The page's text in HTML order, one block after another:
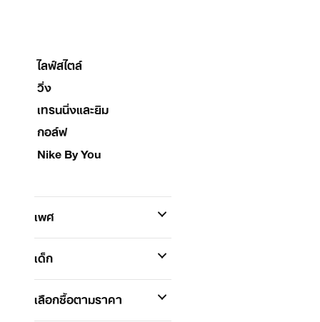
ไลฟ์สไตล์
วิ่ง
เทรนนิ่งและยิม
กอล์ฟ
Nike By You
เพศ
เด็ก
เลือกซื้อตามราคา